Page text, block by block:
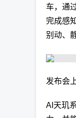
车，通
完成感
别动、
发布会
AI天玑